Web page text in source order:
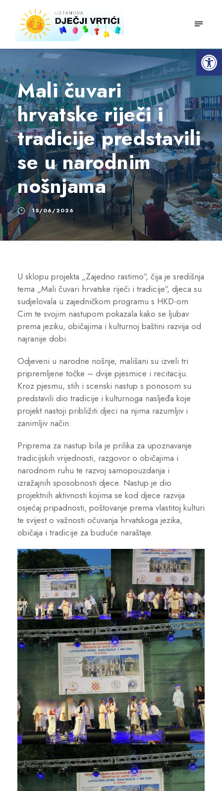
Open toolbar
Mali čuvari
hrvatske riječi i
tradicije predstavili
se u narodnim
nošnjama
15/06/2026
U sklopu projekta „Zajedno rastimo“, čija je središnja
tema „Mali čuvari hrvatske riječi i tradicije“, djeca su
sudjelovala u zajedničkom programu s HKD-om
Cim te svojim nastupom pokazala kako se ljubav
prema jeziku, običajima i kulturnoj baštini razvija od
najranije dobi.
Odjeveni u narodne nošnje, mališani su izveli tri
pripremljene točke – dvije pjesmice i recitaciju.
Kroz pjesmu, stih i scenski nastup s ponosom su
predstavili dio tradicije i kulturnoga nasljeđa koje
projekt nastoji približiti djeci na njima razumljiv i
zanimljiv način.
Priprema za nastup bila je prilika za upoznavanje
tradicijskih vrijednosti, razgovor o običajima i
narodnom ruhu te razvoj samopouzdanja i
izražajnih sposobnosti djece. Nastup je dio
projektnih aktivnosti kojima se kod djece razvija
osjećaj pripadnosti, poštovanje prema vlastitoj kulturi
te svijest o važnosti očuvanja hrvatskoga jezika,
običaja i tradicije za buduće naraštaje.